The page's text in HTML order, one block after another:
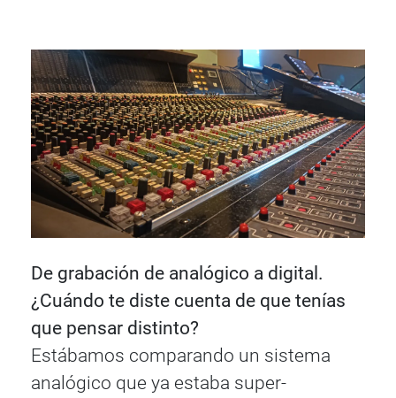
De grabación de analógico a digital.
¿Cuándo te diste cuenta de que tenías
que pensar distinto?
Estábamos comparando un sistema
analógico que ya estaba super-